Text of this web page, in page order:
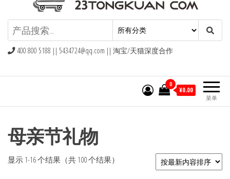
同款礼物礼品网
400 800 5188 || 5434724@qq.com || 淘宝/天猫深度合作
菜单
0
¥0.00
母亲节礼物
显示 1-16 个结果（共 100 个结果）